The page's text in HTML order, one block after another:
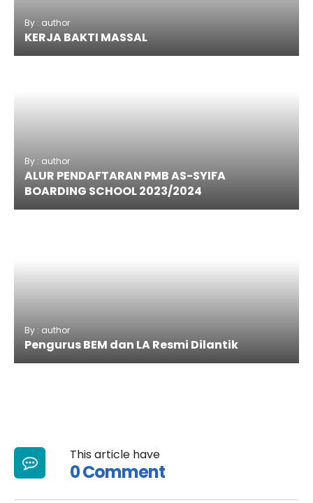
By : author
KERJA BAKTI MASSAL
By : author
ALUR PENDAFTARAN PMB AS-SYIFA
BOARDING SCHOOL 2023/2024
By : author
Pengurus BEM dan LA Resmi Dilantik
This article have
0 Comment